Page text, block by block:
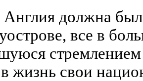
должна
все в
стремлением
жизнь свои